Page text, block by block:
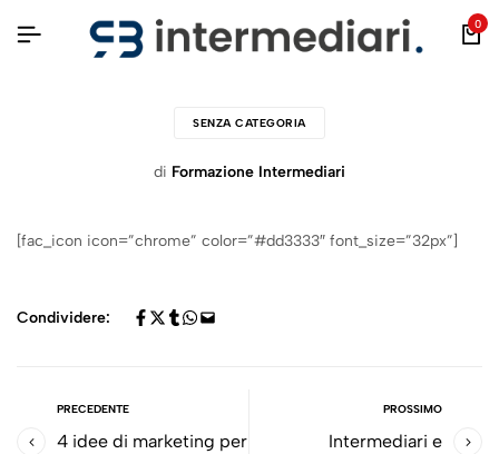
0
SENZA CATEGORIA
di Formazione Intermediari
[fac_icon icon=”chrome” color=”#dd3333″ font_size=”32px”]
Condividere:
PRECEDENTE
4 idee di marketing per
PROSSIMO
Intermediari e